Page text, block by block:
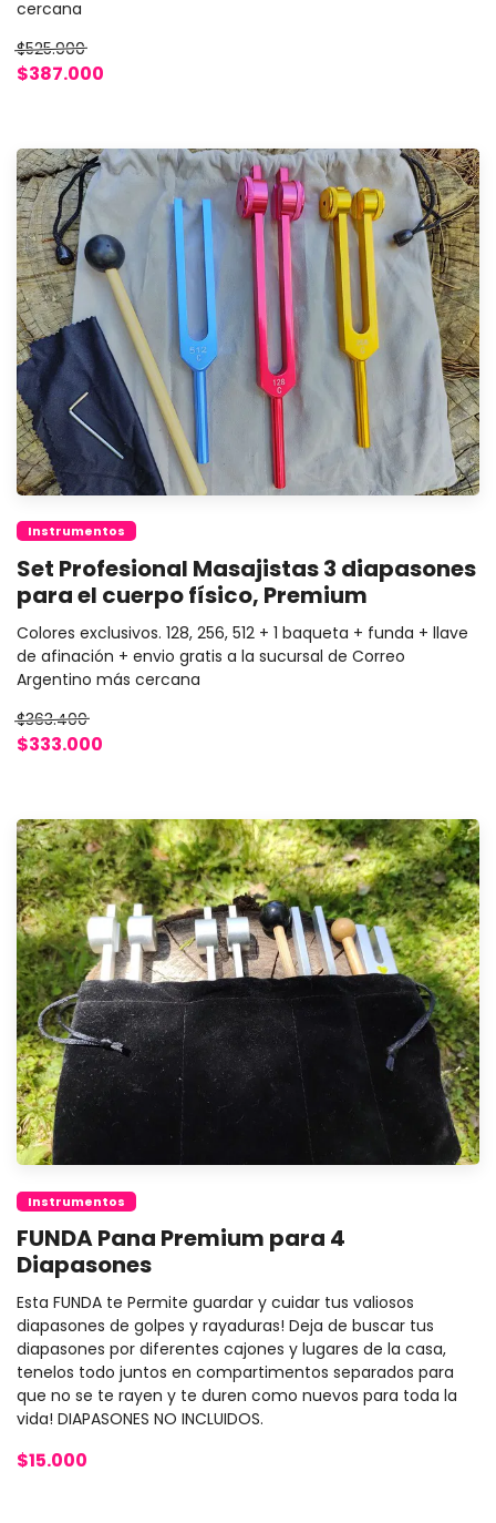
cercana
$525.900
$387.000
Instrumentos
Set Profesional Masajistas 3 diapasones
para el cuerpo físico, Premium
Colores exclusivos. 128, 256, 512 + 1 baqueta + funda + llave
de afinación + envio gratis a la sucursal de Correo
Argentino más cercana
$363.400
$333.000
Instrumentos
FUNDA Pana Premium para 4
Diapasones
Esta FUNDA te Permite guardar y cuidar tus valiosos
diapasones de golpes y rayaduras! Deja de buscar tus
diapasones por diferentes cajones y lugares de la casa,
tenelos todo juntos en compartimentos separados para
que no se te rayen y te duren como nuevos para toda la
vida! DIAPASONES NO INCLUIDOS.
$15.000